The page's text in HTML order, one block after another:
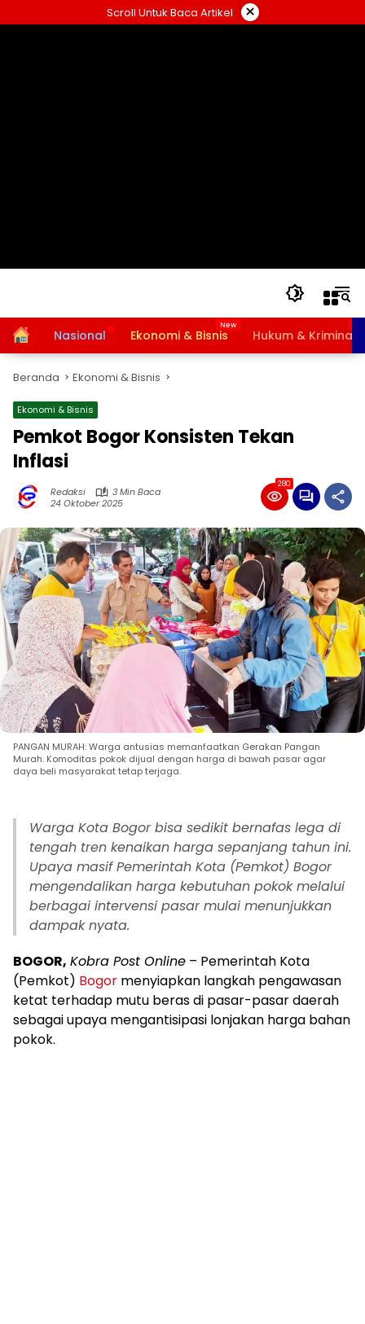
ke
Scroll Untuk Baca Artikel ×
HomeNasional Ekonomi & Bisnis Hukum & Kriminal
Beranda Ekonomi & Bisnis
Ekonomi & Bisnis
Pemkot Bogor Konsisten Tekan
Inflasi
Redaksi
3 Min Baca
24 Oktober 2025
280
PANGAN MURAH: Warga antusias memanfaatkan Gerakan Pangan
Murah. Komoditas pokok dijual dengan harga di bawah pasar agar
daya beli masyarakat tetap terjaga.
Warga Kota Bogor bisa sedikit bernafas lega di
tengah tren kenaikan harga sepanjang tahun ini.
Upaya masif Pemerintah Kota (Pemkot) Bogor
mengendalikan harga kebutuhan pokok melalui
berbagai intervensi pasar mulai menunjukkan
dampak nyata.
BOGOR, Kobra Post Online – Pemerintah Kota
(Pemkot) Bogor menyiapkan langkah pengawasan
ketat terhadap mutu beras di pasar-pasar daerah
sebagai upaya mengantisipasi lonjakan harga bahan
pokok.